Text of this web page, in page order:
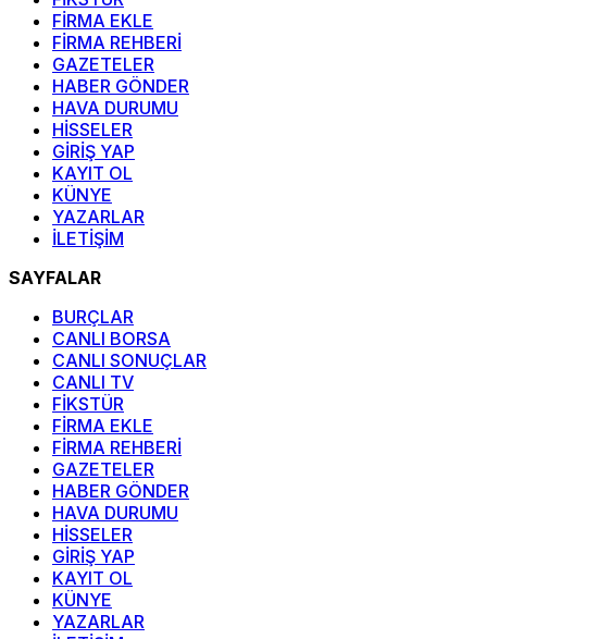
FİRMA EKLE
FİRMA REHBERİ
GAZETELER
HABER GÖNDER
HAVA DURUMU
HİSSELER
GİRİŞ YAP
KAYIT OL
KÜNYE
YAZARLAR
İLETİŞİM
SAYFALAR
BURÇLAR
CANLI BORSA
CANLI SONUÇLAR
CANLI TV
FİKSTÜR
FİRMA EKLE
FİRMA REHBERİ
GAZETELER
HABER GÖNDER
HAVA DURUMU
HİSSELER
GİRİŞ YAP
KAYIT OL
KÜNYE
YAZARLAR